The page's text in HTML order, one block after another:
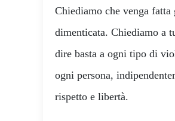
Chiediamo che venga
dimenticata. Chiediamo a
dire basta a ogni tipo di
ogni persona,
rispetto e libertà.